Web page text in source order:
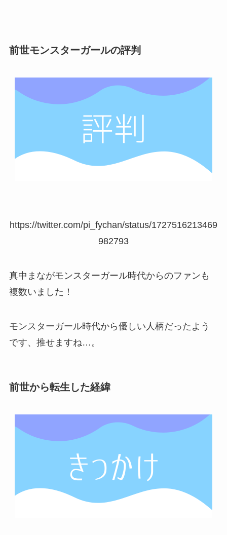
前世モンスターガールの評判
https://twitter.com/pi_fychan/status/1727516213469
982793
真中まながモンスターガール時代からのファンも
複数いました！
モンスターガール時代から優しい人柄だったよう
です、推せますね…。
前世から転生した経緯